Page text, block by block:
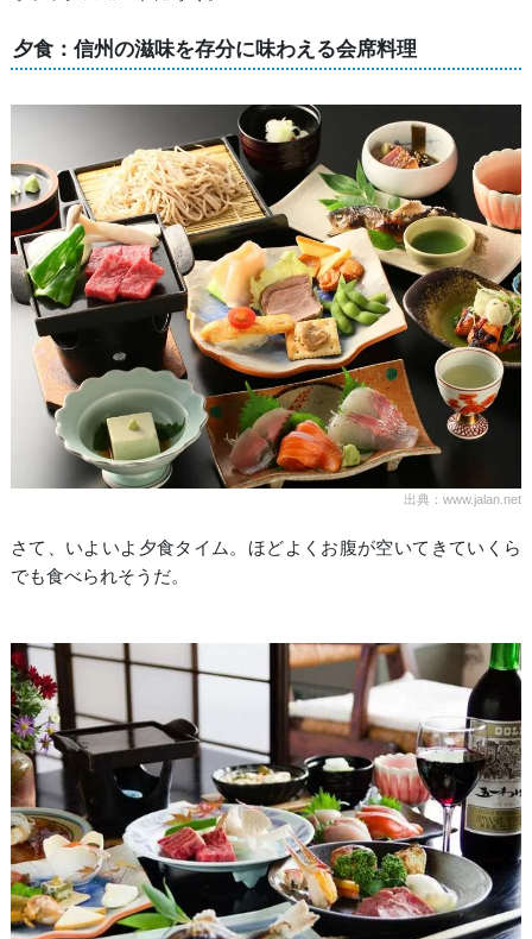
夕食：信州の滋味を存分に味わえる会席料理
出典：www.jalan.net
さて、いよいよ夕食タイム。ほどよくお腹が空いてきていくら
でも食べられそうだ。